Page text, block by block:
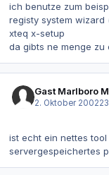
ich benutze zum
registy system wizard
xteq x-setup
da gibts ne menge zu
Gast Marlboro
2. Oktober 2002
ist echt ein nettes
servergespeichertes